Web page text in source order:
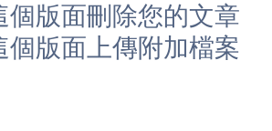
版面刪除您的文章
版面上傳附加檔案